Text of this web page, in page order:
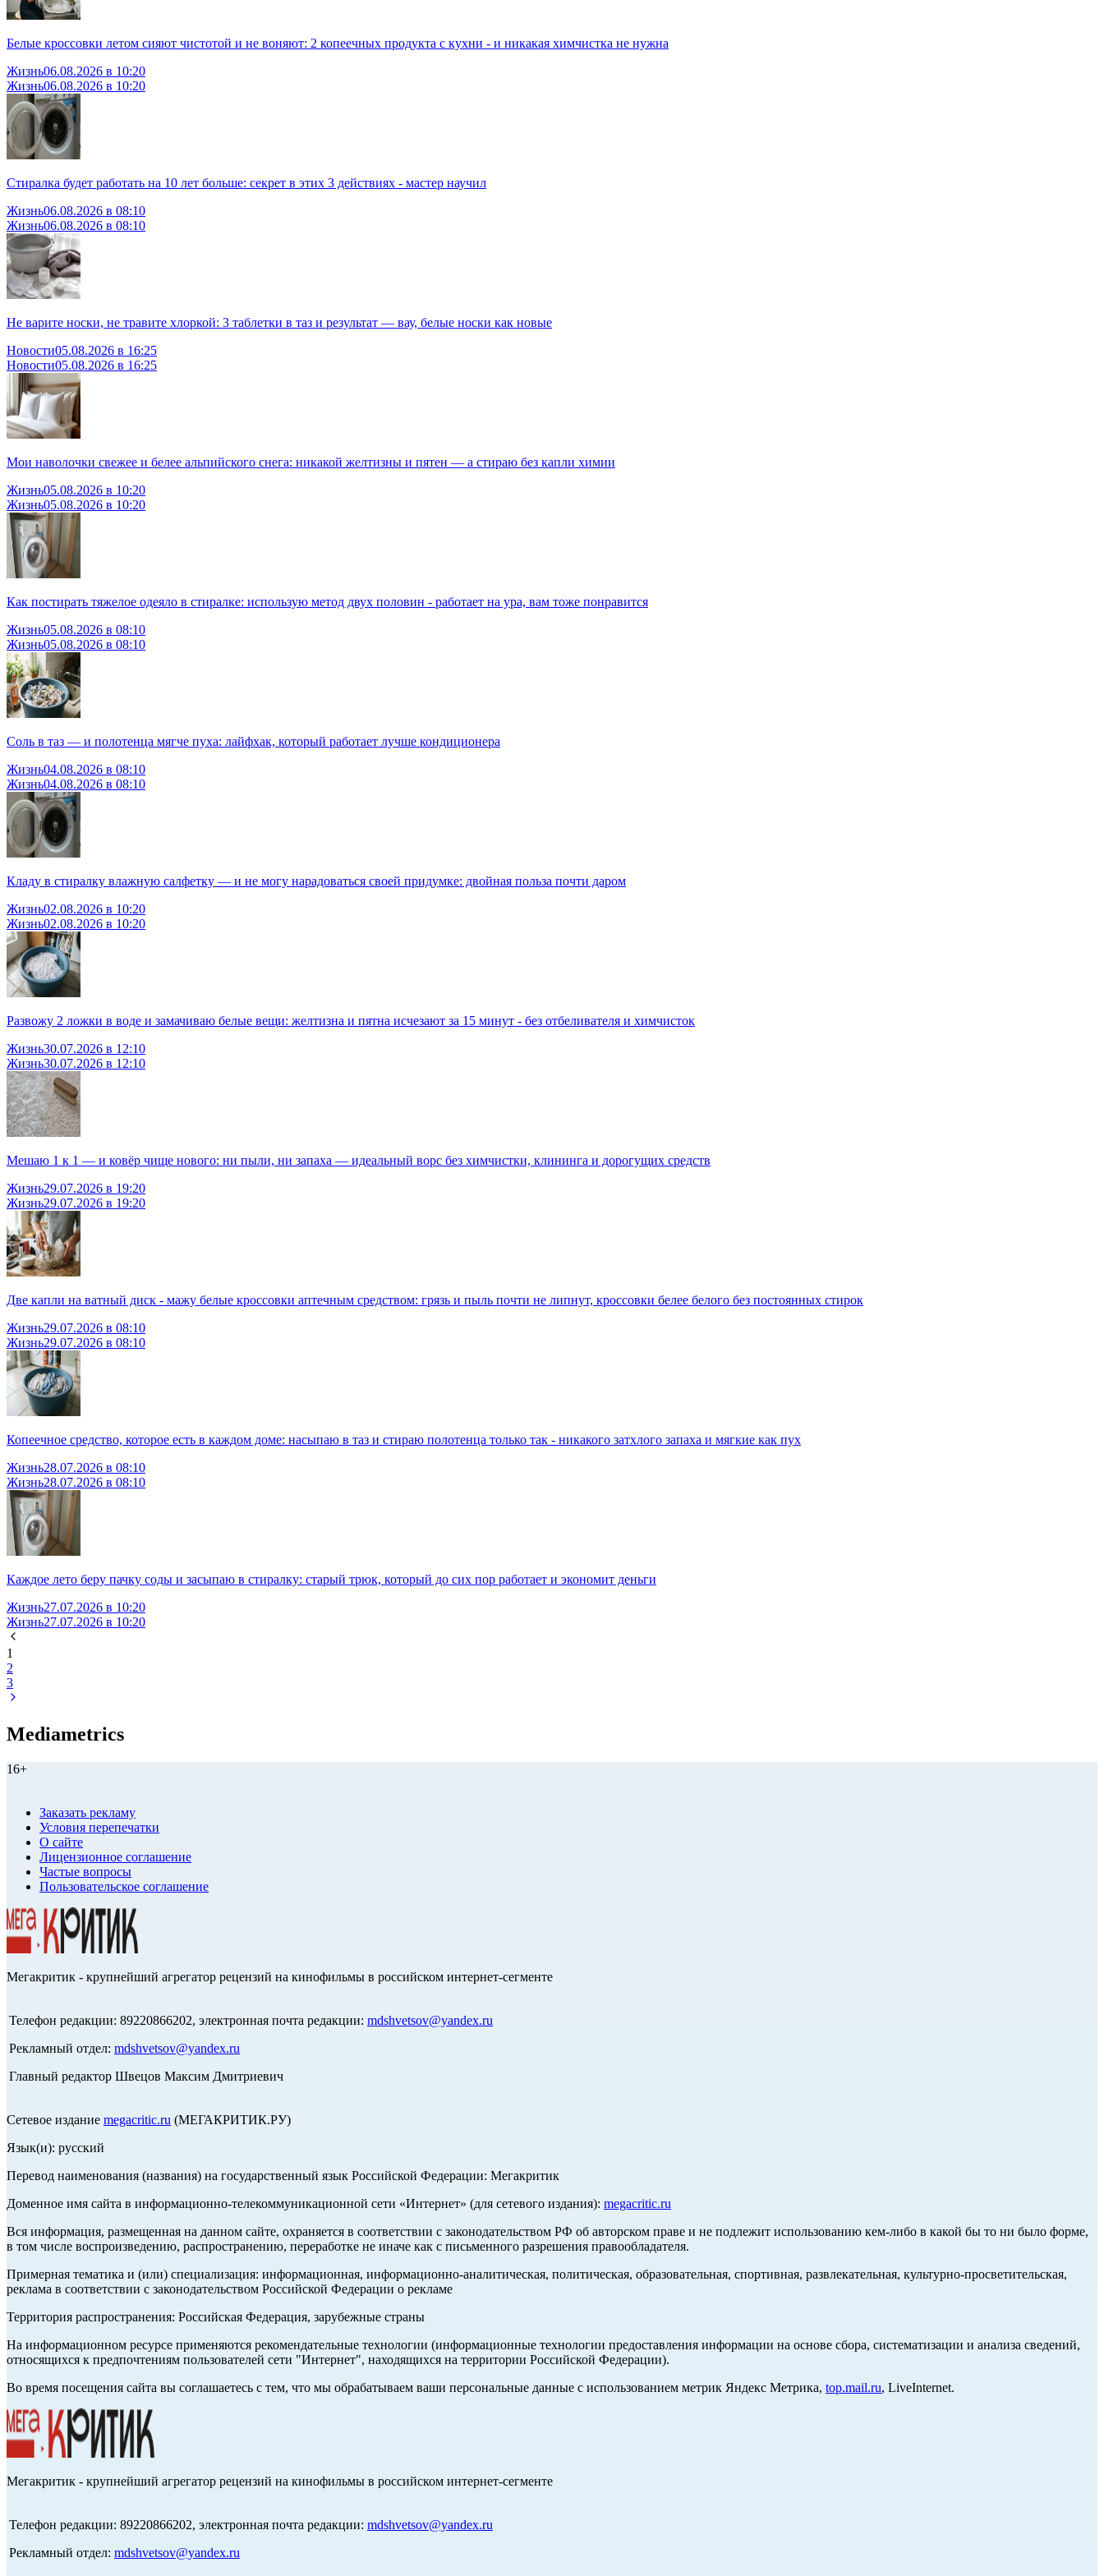
Белые кроссовки летом сияют чистотой и не воняют: 2 копеечных продукта с кухни - и никакая химчистка не нужна
Жизнь06.08.2026 в 10:20
Жизнь06.08.2026 в 10:20
Стиралка будет работать на 10 лет больше: секрет в этих 3 действиях - мастер научил
Жизнь06.08.2026 в 08:10
Жизнь06.08.2026 в 08:10
Не варите носки, не травите хлоркой: 3 таблетки в таз и результат — вау, белые носки как новые
Новости05.08.2026 в 16:25
Новости05.08.2026 в 16:25
Мои наволочки свежее и белее альпийского снега: никакой желтизны и пятен — а стираю без капли химии
Жизнь05.08.2026 в 10:20
Жизнь05.08.2026 в 10:20
Как постирать тяжелое одеяло в стиралке: использую метод двух половин - работает на ура, вам тоже понравится
Жизнь05.08.2026 в 08:10
Жизнь05.08.2026 в 08:10
Соль в таз — и полотенца мягче пуха: лайфхак, который работает лучше кондиционера
Жизнь04.08.2026 в 08:10
Жизнь04.08.2026 в 08:10
Кладу в стиралку влажную салфетку — и не могу нарадоваться своей придумке: двойная польза почти даром
Жизнь02.08.2026 в 10:20
Жизнь02.08.2026 в 10:20
Развожу 2 ложки в воде и замачиваю белые вещи: желтизна и пятна исчезают за 15 минут - без отбеливателя и химчисток
Жизнь30.07.2026 в 12:10
Жизнь30.07.2026 в 12:10
Мешаю 1 к 1 — и ковёр чище нового: ни пыли, ни запаха — идеальный ворс без химчистки, клининга и дорогущих средств
Жизнь29.07.2026 в 19:20
Жизнь29.07.2026 в 19:20
Две капли на ватный диск - мажу белые кроссовки аптечным средством: грязь и пыль почти не липнут, кроссовки белее белого без постоянных стирок
Жизнь29.07.2026 в 08:10
Жизнь29.07.2026 в 08:10
Копеечное средство, которое есть в каждом доме: насыпаю в таз и стираю полотенца только так - никакого затхлого запаха и мягкие как пух
Жизнь28.07.2026 в 08:10
Жизнь28.07.2026 в 08:10
Каждое лето беру пачку соды и засыпаю в стиралку: старый трюк, который до сих пор работает и экономит деньги
Жизнь27.07.2026 в 10:20
Жизнь27.07.2026 в 10:20
1
2
3
Mediametrics
16+
Заказать рекламу
Условия перепечатки
О сайте
Лицензионное соглашение
Частые вопросы
Пользовательское соглашение
Мегакритик - крупнейший агрегатор рецензий на кинофильмы в российском интернет-сегменте
Телефон редакции: 89220866202, электронная почта редакции: mdshvetsov@yandex.ru
Рекламный отдел: mdshvetsov@yandex.ru
Главный редактор Швецов Максим Дмитриевич
Сетевое издание megacritic.ru (МЕГАКРИТИК.РУ)
Язык(и): русский
Перевод наименования (названия) на государственный язык Российской Федерации: Мегакритик
Доменное имя сайта в информационно-телекоммуникационной сети «Интернет» (для сетевого издания): megacritic.ru
Вся информация, размещенная на данном сайте, охраняется в соответствии с законодательством РФ об авторском праве и не подлежит использованию кем-либо в какой бы то ни было форме,
в том числе воспроизведению, распространению, переработке не иначе как с письменного разрешения правообладателя.
Примерная тематика и (или) специализация: информационная, информационно-аналитическая, политическая, образовательная, спортивная, развлекательная, культурно-просветительская,
реклама в соответствии с законодательством Российской Федерации о рекламе
Территория распространения: Российская Федерация, зарубежные страны
На информационном ресурсе применяются рекомендательные технологии (информационные технологии предоставления информации на основе сбора, систематизации и анализа сведений,
относящихся к предпочтениям пользователей сети "Интернет", находящихся на территории Российской Федерации).
Во время посещения сайта вы соглашаетесь с тем, что мы обрабатываем ваши персональные данные с использованием метрик Яндекс Метрика, top.mail.ru, LiveInternet.
Мегакритик - крупнейший агрегатор рецензий на кинофильмы в российском интернет-сегменте
Телефон редакции: 89220866202, электронная почта редакции: mdshvetsov@yandex.ru
Рекламный отдел: mdshvetsov@yandex.ru